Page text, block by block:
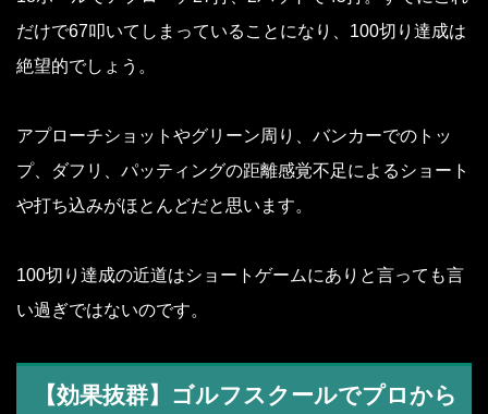
だけで67叩いてしまっていることになり、100切り達成は
絶望的でしょう。
アプローチショットやグリーン周り、バンカーでのトッ
プ、ダフリ、パッティングの距離感覚不足によるショート
や打ち込みがほとんどだと思います。
100切り達成の近道はショートゲームにありと言っても言
い過ぎではないのです。
【効果抜群】ゴルフスクールでプロから